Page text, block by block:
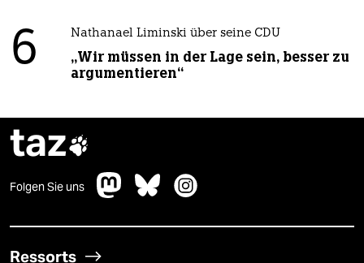
6 Nathanael Liminski über seine CDU
„Wir müssen in der Lage sein, besser zu
argumentieren“
taz
Folgen Sie uns
Ressorts